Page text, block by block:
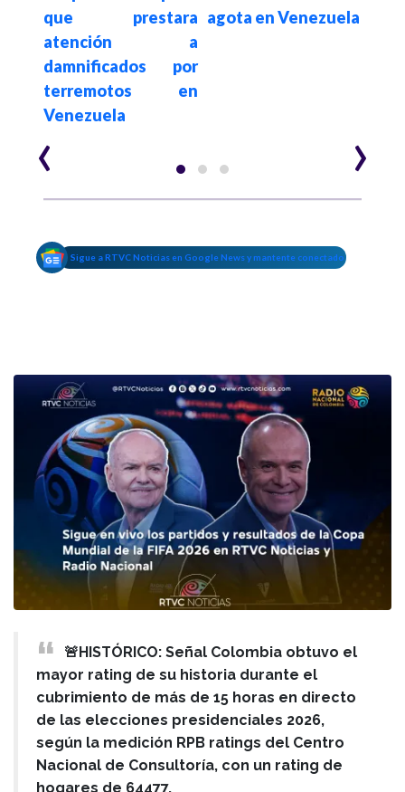
que prestara
atención a
damnificados por
terremotos en
Venezuela
agota en Venezuela
‹ ›
Sigue a RTVC Noticias en Google News y mantente conectado
🚨HISTÓRICO: Señal Colombia obtuvo el
mayor rating de su historia durante el
cubrimiento de más de 15 horas en directo
de las elecciones presidenciales 2026,
según la medición RPB ratings del Centro
Nacional de Consultoría, con un rating de
hogares de 64477.